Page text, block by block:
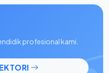
profesional kami.